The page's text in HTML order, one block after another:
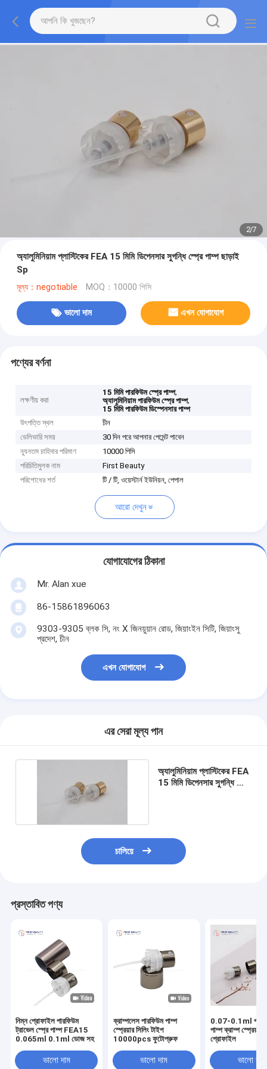
2/7
অ্যালুমিনিয়াম প্লাস্টিকের FEA 15 মিমি ডিপেনসার সুগন্ধি স্প্রে পাম্প ছাড়াই
Sp
মূল্য：negotiable MOQ：10000 পিসি
ভালো দাম এখন যোগাযোগ
পণ্যের বর্ণনা
লক্ষণীয় করা
15 মিমি পারফিউম স্প্রে পাম্প,
অ্যালুমিনিয়াম পারফিউম স্প্রে পাম্প,
15 মিমি পারফিউম ডিস্পেনসার পাম্প
উৎপত্তি স্থল
চীন
ডেলিভারি সময়
30 দিন পরে আপনার পেমেন্ট পাবেন
ন্যূনতম চাহিদার পরিমাণ
10000 পিসি
পরিচিতিমুলক নাম
First Beauty
পরিশোধের শর্ত
টি / টি, ওয়েস্টার্ন ইউনিয়ন, পেপাল
আরো দেখুন
যোগাযোগের ঠিকানা
Mr. Alan xue
86-15861896063
9303-9305 ব্লক সি, নং X জিনয়ুয়ান রোড, জিয়াংইন সিটি, জিয়াংসু
প্রদেশ, চীন
এখন যোগাযোগ
এর সেরা মূল্য পান
অ্যালুমিনিয়াম প্লাস্টিকের FEA
15 মিমি ডিপেনসার সুগন্ধি স্প্রে
চালিয়ে
প্রস্তাবিত পণ্য
নিম্ন প্রোফাইল পারফিউম
ট্রাভেল স্প্রে পাম্প FEA15
0.065ml 0.1ml ডোজ সহ
ভালো দাম
ক্রাম্পলেস পারফিউম পাম্প
স্প্রেয়ার সিলিং টাইপ
10000pcs ফুটোপ্রুফ
ভালো দাম
0.07-0.1ml
পাম্প ক্রাম্প স্প্রেয়ার
প্রোফাইল
ভালো দাম